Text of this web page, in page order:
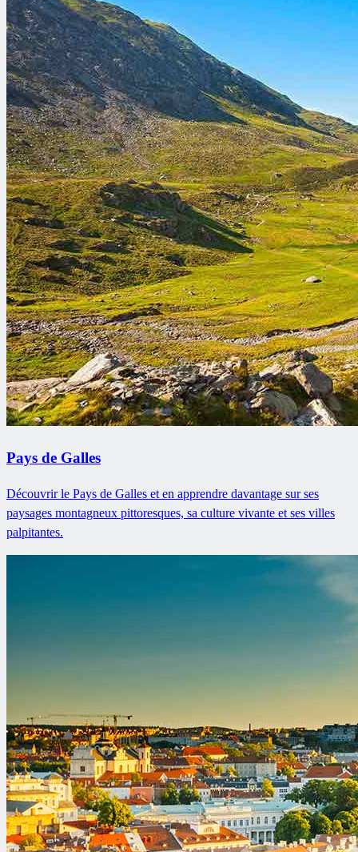
Pays de Galles
Découvrir le Pays de Galles et en apprendre davantage sur ses
paysages montagneux pittoresques, sa culture vivante et ses villes
palpitantes.